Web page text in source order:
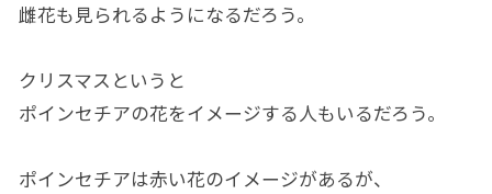
雌花も見られるようになるだろう。
クリスマスというと
ポインセチアの花をイメージする人もいるだろう。
ポインセチアは赤い花のイメージがあるが、